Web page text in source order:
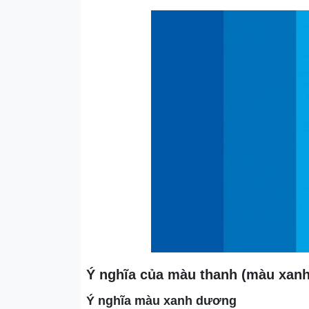
Ý nghĩa của màu thanh (màu
Ý nghĩa màu xanh dương